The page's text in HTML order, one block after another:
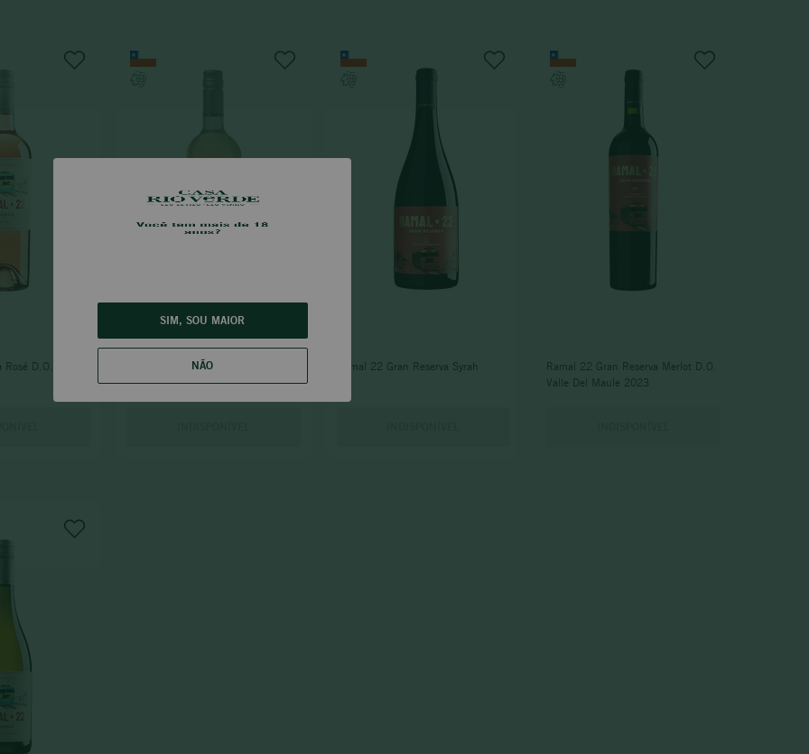
SIM, SOU MAIOR
NÃO
D.O. Valle
Ramal 22 Reserva Sauvignon Blanc
D.O. Valle Del Maule 2023
Ramal 22 Gran Reserva Syrah
Ramal 22 Gran Reserva Merlot D.O.
Valle Del Maule 2023